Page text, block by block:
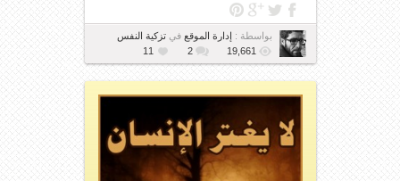
بواسطة : إدارة الموقعفيتزكية النفس
19,661
2
11